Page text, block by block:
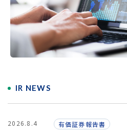
IR NEWS
2026.8.4 有価証券報告書
サステナビリティ
採用情報